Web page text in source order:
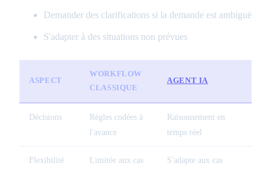
Demander des clarifications si la demande est ambiguë
S'adapter à des situations non prévues
ASPECT
WORKFLOW
CLASSIQUE
AGENT IA
Décisions
Règles codées à
l'avance
Raisonnement en
temps réel
Flexibilité
Limitée aux cas
S'adapte aux cas